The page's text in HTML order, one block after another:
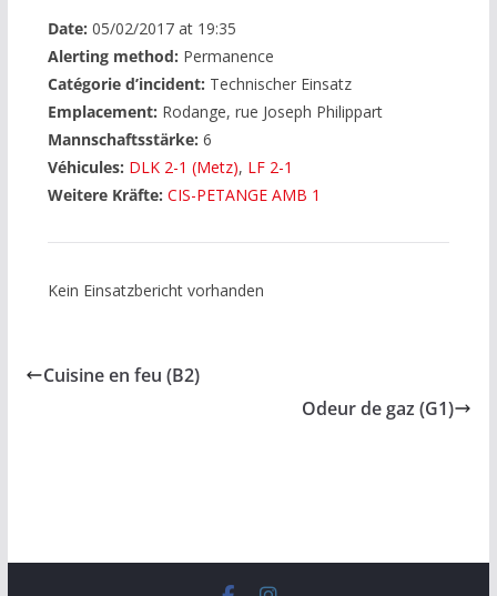
Date: 05/02/2017 at 19:35
Alerting method: Permanence
Catégorie d’incident: Technischer Einsatz
Emplacement: Rodange, rue Joseph Philippart
Mannschaftsstärke: 6
Véhicules: DLK 2-1 (Metz), LF 2-1
Weitere Kräfte: CIS-PETANGE AMB 1
Kein Einsatzbericht vorhanden
Cuisine en feu (B2)
Odeur de gaz (G1)